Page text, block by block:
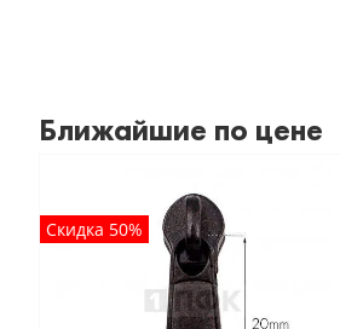
Ближайшие по цене
Скидка 50%